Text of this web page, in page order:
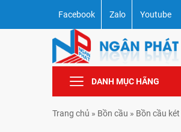
Facebook Zalo Youtube
DANH MỤC HÃNG
Trang chủ » Bồn cầu » Bồn cầu